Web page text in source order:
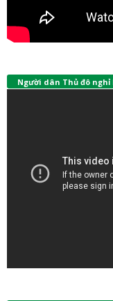
Người dân Thủ đô